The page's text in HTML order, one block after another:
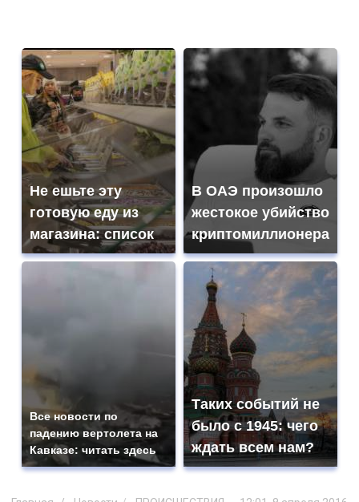
Не ешьте эту
готовую еду из
магазина: список
В ОАЭ произошло
жестокое убийство
криптомиллионера
Все новости по
падению вертолета на
Кавказе: читать здесь
Таких событий не
было с 1945: чего
ждать всем нам?